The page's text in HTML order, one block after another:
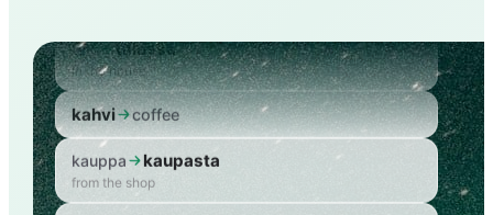
in the house
kahvi coffee
kauppa kaupasta
from the shop